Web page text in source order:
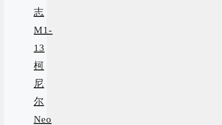
志
M1-
13
柯
尼
尔
Neo